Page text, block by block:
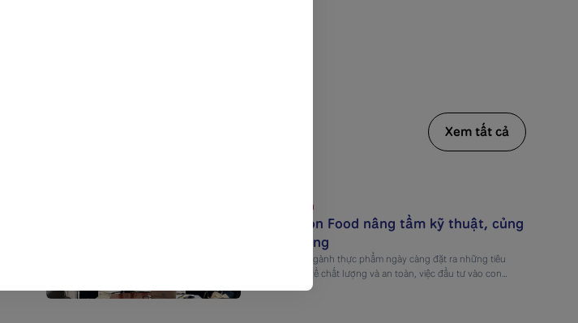
Xem tất cả
Tin tức sự kiện
Nam Sài Gòn Food nâng tầm kỹ thuật, củng
cố chất lượng
Trong bối cảnh ngành thực phẩm ngày càng đặt ra những tiêu
chuẩn khắt khe về chất lượng và an toàn, việc đầu tư vào con
người và kỹ thuật sản xuất trở thành yếu tố cốt lõi giúp doanh